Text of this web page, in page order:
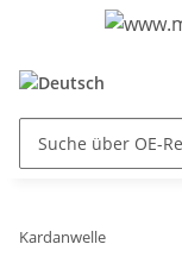
Kardanwelle